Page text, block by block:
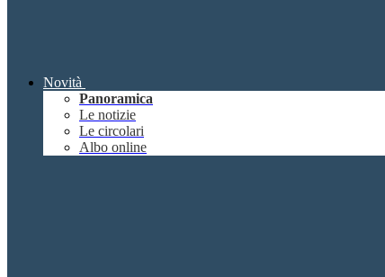
Novità
Panoramica
Le notizie
Le circolari
Albo online